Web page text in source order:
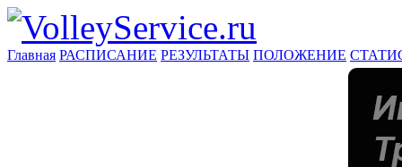
Главная РАСПИСАНИЕ РЕЗУЛЬТАТЫ ПОЛОЖЕНИЕ